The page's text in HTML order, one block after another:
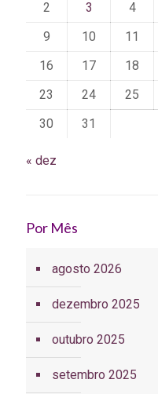
2
3 4
9
10 11
16
17 18
23
24 25
30
31
« dez
Por Mês
agosto 2026
dezembro 2025
outubro 2025
setembro 2025